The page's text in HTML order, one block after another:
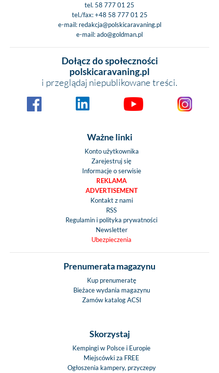
tel. 58 777 01 25
tel./fax:+48 58 777 01 25
e-mail: redakcja@polskicaravaning.pl
e-mail:ado@goldman.pl
Dołącz do społeczności
polskicaravaning.pl
i przeglądaj niepublikowane treści.
Ważne linki
Konto użytkownika
Zarejestruj się
Informacje o serwisie
REKLAMA
ADVERTISEMENT
Kontakt z nami
RSS
Regulamin i polityka prywatności
Newsletter
Ubezpieczenia
Prenumerata magazynu
Kup prenumeratę
Bieżace wydania magazynu
Zamów katalog ACSI
Skorzystaj
Kempingi w Polsce i Europie
Miejscówki za FREE
Ogłoszenia kampery, przyczepy